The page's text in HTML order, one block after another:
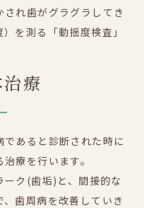
れ歯がグラグラしてき
を測る「動揺度検査」
療
あると診断された時に
療を行います。
ク(歯垢)と、間接的な
歯周病を改善していき